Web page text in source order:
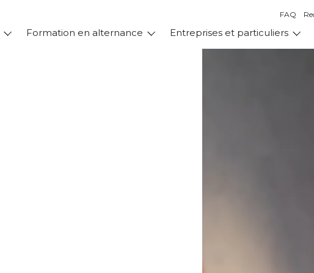
FAQ
Formation en alternance Entreprises et particuliers